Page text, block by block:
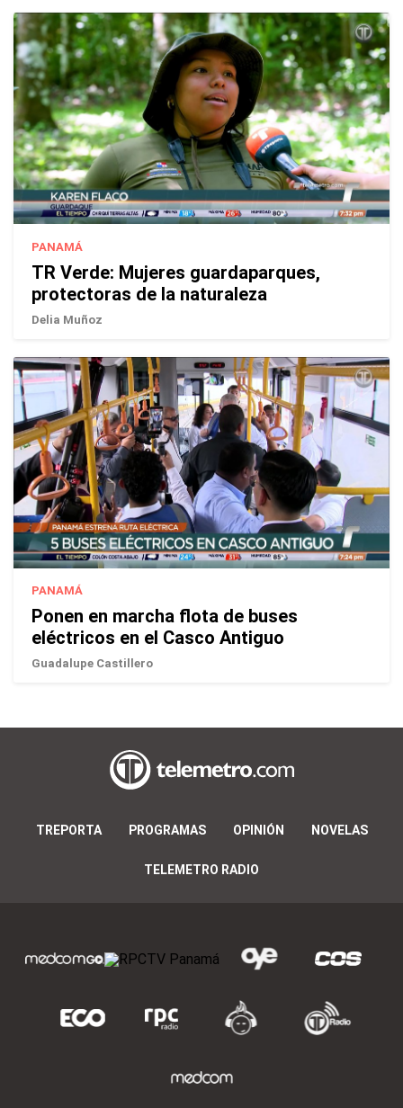
PANAMÁ
TR Verde: Mujeres guardaparques,
protectoras de la naturaleza
Delia Muñoz
PANAMÁ
Ponen en marcha flota de buses
eléctricos en el Casco Antiguo
Guadalupe Castillero
TREPORTA PROGRAMAS OPINIÓN NOVELAS
TELEMETRO RADIO